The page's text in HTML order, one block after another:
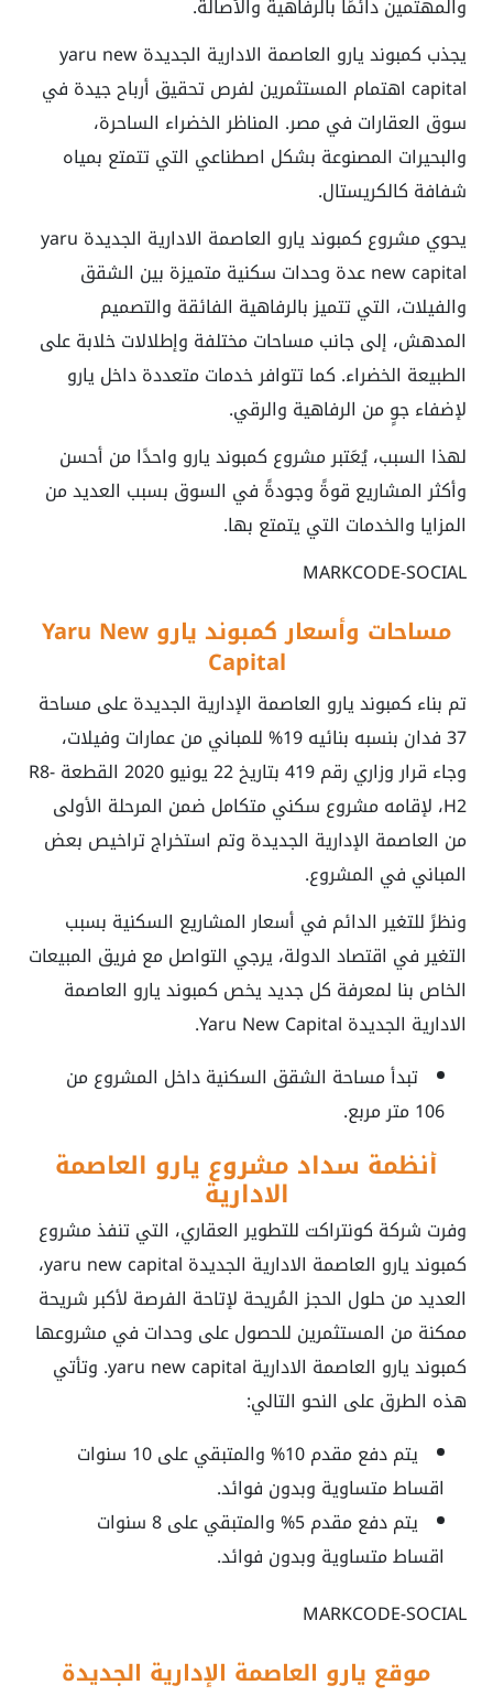
والمهتمين دائمًا بالرفاهية والأصالة.
يجذب كمبوند يارو العاصمة الادارية الجديدةyaru new
capital اهتمام المستثمرين لفرص تحقيق أرباح جيدة في
سوق العقارات في مصر. المناظر الخضراء الساحرة،
والبحيرات المصنوعة بشكل اصطناعي التي تتمتع بمياه
شفافة كالكريستال.
يحوي مشروع كمبوند يارو العاصمة الادارية الجديدة yaru
new capitalعدة وحدات سكنية متميزة بين الشقق
والفيلات، التي تتميز بالرفاهية الفائقة والتصميم
المدهش، إلى جانب مساحات مختلفة وإطلالات خلابة على
الطبيعة الخضراء. كما تتوافر خدمات متعددة داخل يارو
لإضفاء جوٍ من الرفاهية والرقي.
لهذا السبب، يُعَتبر مشروع كمبوند يارو واحدًا من أحسن
وأكثر المشاريع قوةً وجودةً في السوق بسبب العديد من
المزايا والخدمات التي يتمتع بها.
MARKCODE-SOCIAL
مساحات وأسعار كمبوند يارو Yaru New
Capital
تم بناء كمبوند يارو العاصمة الإدارية الجديدة على مساحة
37 فدان بنسبه بنائيه 19% للمباني من عمارات وفيلات،
وجاء قرار وزاري رقم 419 بتاريخ 22 يونيو 2020 القطعة R8-
H2، لإقامه مشروع سكني متكامل ضمن المرحلة الأولى
من العاصمة الإدارية الجديدة وتم استخراج تراخيص بعض
المباني في المشروع.
ونظرً للتغير الدائم في أسعار المشاريع السكنية بسبب
التغير في اقتصاد الدولة، يرجي التواصل مع فريق المبيعات
الخاص بنا لمعرفة كل جديد يخص كمبوند يارو العاصمة
الادارية الجديدة Yaru New Capital.
تبدأ مساحة الشقق السكنية داخل المشروع من
106 متر مربع.
أنظمة سداد مشروع يارو العاصمة
الادارية
وفرت شركة كونتراكت للتطوير العقاري، التي تنفذ مشروع
كمبوند يارو العاصمة الادارية الجديدة yaru new capital،
العديد من حلول الحجز المُريحة لإتاحة الفرصة لأكبر شريحة
ممكنة من المستثمرين للحصول على وحدات في مشروعها
كمبوند يارو العاصمة الادارية yaru new capital. وتأتي
هذه الطرق على النحو التالي:
يتم دفع مقدم 10% والمتبقي على 10 سنوات
اقساط متساوية وبدون فوائد.
يتم دفع مقدم 5% والمتبقي على 8 سنوات
اقساط متساوية وبدون فوائد.
MARKCODE-SOCIAL
موقع يارو العاصمة الإدارية الجديدة